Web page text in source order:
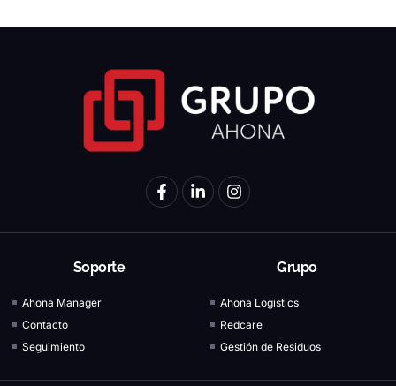
Soporte
Ahona Manager
Contacto
Seguimiento
Grupo
Ahona Logistics
Redcare
Gestión de Residuos